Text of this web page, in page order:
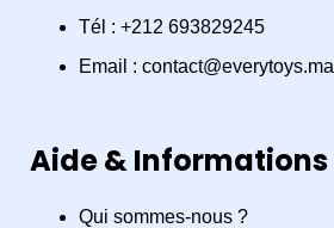
b
o
o
a
g
r
s
a
p
Tél : +212 693829245
Email : contact@everytoys.ma
Aide & Informations
Qui sommes-nous ?